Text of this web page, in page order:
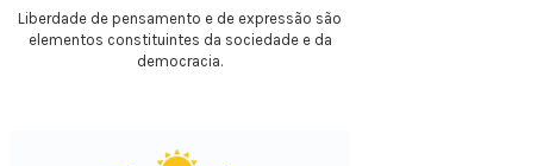
Liberdade de pensamento e de expressão são
elementos constituintes da sociedade e da
democracia.